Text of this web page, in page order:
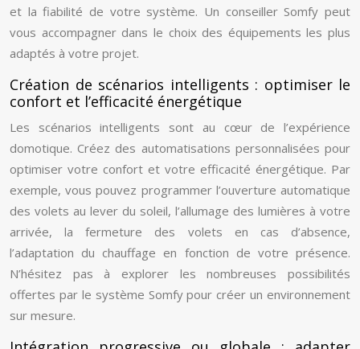
et la fiabilité de votre système. Un conseiller Somfy peut
vous accompagner dans le choix des équipements les plus
adaptés à votre projet.
Création de scénarios intelligents : optimiser le
confort et l’efficacité énergétique
Les scénarios intelligents sont au cœur de l’expérience
domotique. Créez des automatisations personnalisées pour
optimiser votre confort et votre efficacité énergétique. Par
exemple, vous pouvez programmer l’ouverture automatique
des volets au lever du soleil, l’allumage des lumières à votre
arrivée, la fermeture des volets en cas d’absence,
l’adaptation du chauffage en fonction de votre présence.
N’hésitez pas à explorer les nombreuses possibilités
offertes par le système Somfy pour créer un environnement
sur mesure.